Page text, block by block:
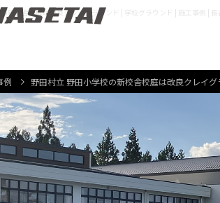
新校舎校庭は改良クレイグラウンド | 学校グラウンド | 施工事例 |
例 野田村立 野田小学校の新校舎校庭は改良クレイグ